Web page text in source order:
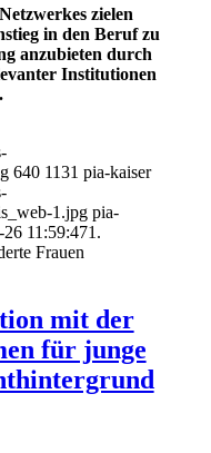
zielen
in den Beruf zu
anzubieten durch
Institutionen
640 1131 pia-kaiser
1.jpg pia-
11:59:471.
Frauen
mit der
für junge